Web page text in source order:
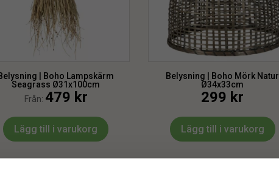
| Boho Lampskärm
Seagrass Ø31x100cm
Från: 479 kr
Lägg till i varukorg
Belysning | Boho Mörk Natur
Ø34x33cm
299 kr
Lägg till i varukorg